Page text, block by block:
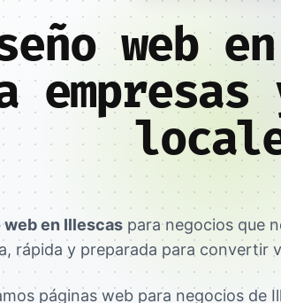
web
web en Illescas para negocios que
rápida y preparada para convertir
páginas web para negocios de